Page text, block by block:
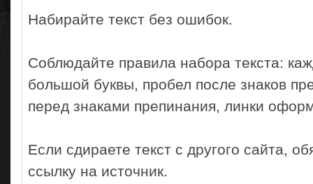
Набирайте текст без ошибок.
Соблюдайте правила набора текста:
большой буквы, пробел после знаков
перед знаками препинания, линки
Если сдираете текст с другого сайта,
ссылку на источник.